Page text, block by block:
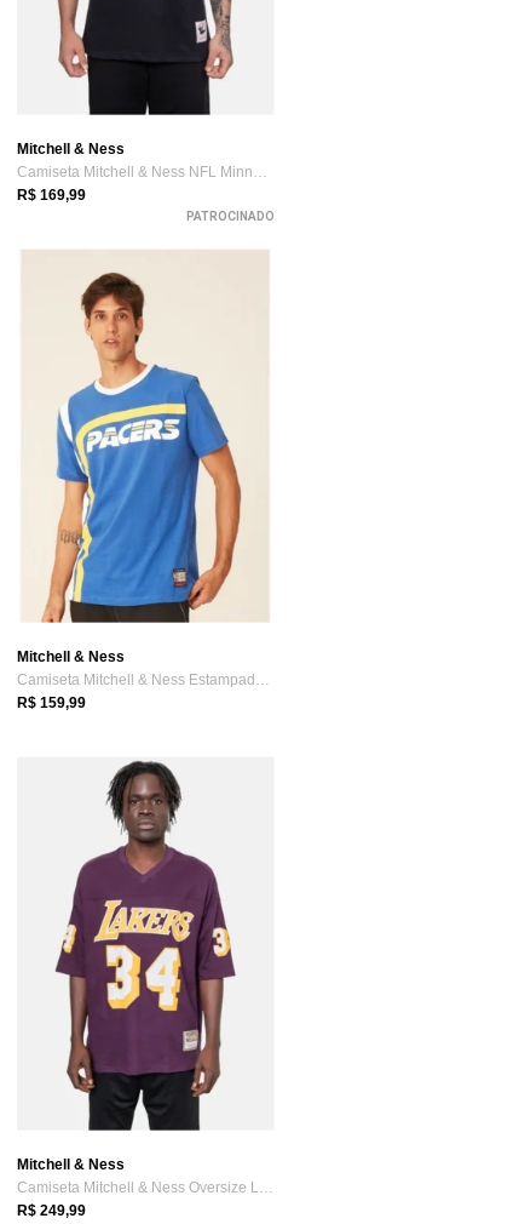
Mitchell & Ness
Camiseta Mitchell & Ness NFL Minnesota V...
R$ 169,99
PATROCINADO
Mitchell & Ness
Camiseta Mitchell & Ness Estampada India...
R$ 159,99
Mitchell & Ness
Camiseta Mitchell & Ness Oversize Los An...
R$ 249,99